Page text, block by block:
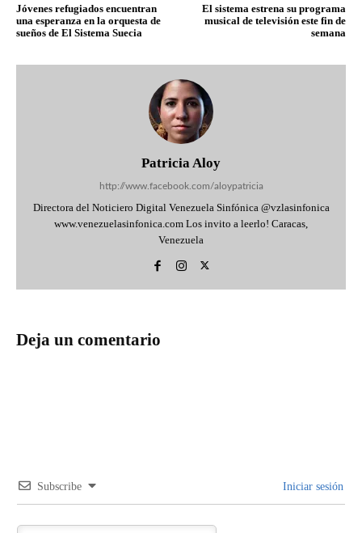
Jóvenes refugiados encuentran
una esperanza en la orquesta de
sueños de El Sistema Suecia
El sistema estrena su programa
musical de televisión este fin de
semana
Patricia Aloy
http://www.facebook.com/aloypatricia
Directora del Noticiero Digital Venezuela Sinfónica @vzlasinfonica
www.venezuelasinfonica.com Los invito a leerlo! Caracas,
Venezuela
Deja un comentario
Subscribe Iniciar sesión